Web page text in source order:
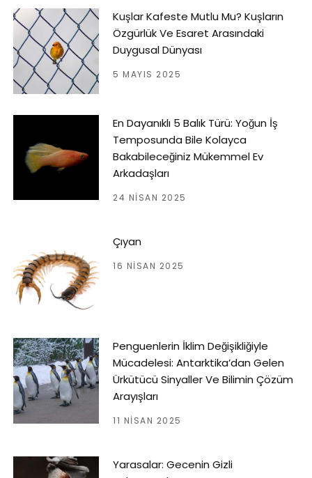
Kuşlar Kafeste Mutlu Mu? Kuşların
Özgürlük Ve Esaret Arasındaki
Duygusal Dünyası
5 MAYIS 2025
En Dayanıklı 5 Balık Türü: Yoğun İş
Temposunda Bile Kolayca
Bakabileceğiniz Mükemmel Ev
Arkadaşları
24 NISAN 2025
Çıyan
16 NISAN 2025
Penguenlerin İklim Değişikliğiyle
Mücadelesi: Antarktika’dan Gelen
Ürkütücü Sinyaller Ve Bilimin Çözüm
Arayışları
11 NISAN 2025
Yarasalar: Gecenin Gizli